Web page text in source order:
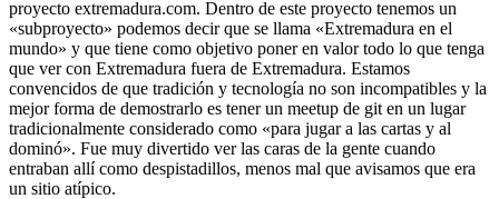
proyecto extremadura.com. Dentro de este proyecto tenemos un
«subproyecto» podemos decir que se llama «Extremadura en el
mundo» y que tiene como objetivo poner en valor todo lo que tenga
que ver con Extremadura fuera de Extremadura. Estamos
convencidos de que tradición y tecnología no son incompatibles y la
mejor forma de demostrarlo es tener un meetup de git en un lugar
tradicionalmente considerado como «para jugar a las cartas y al
dominó». Fue muy divertido ver las caras de la gente cuando
entraban allí como despistadillos, menos mal que avisamos que era
un sitio atípico.